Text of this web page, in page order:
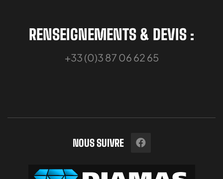
RENSEIGNEMENTS & DEVIS :
+33 (0)3 87 06 62 65
NOUS SUIVRE